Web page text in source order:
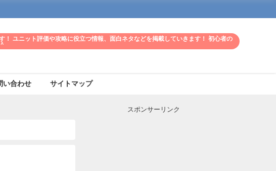
！ ユニット評価や攻略に役立つ情報、面白ネタなどを掲載していきます！ 初心者の
い合わせ サイトマップ
スポンサーリンク